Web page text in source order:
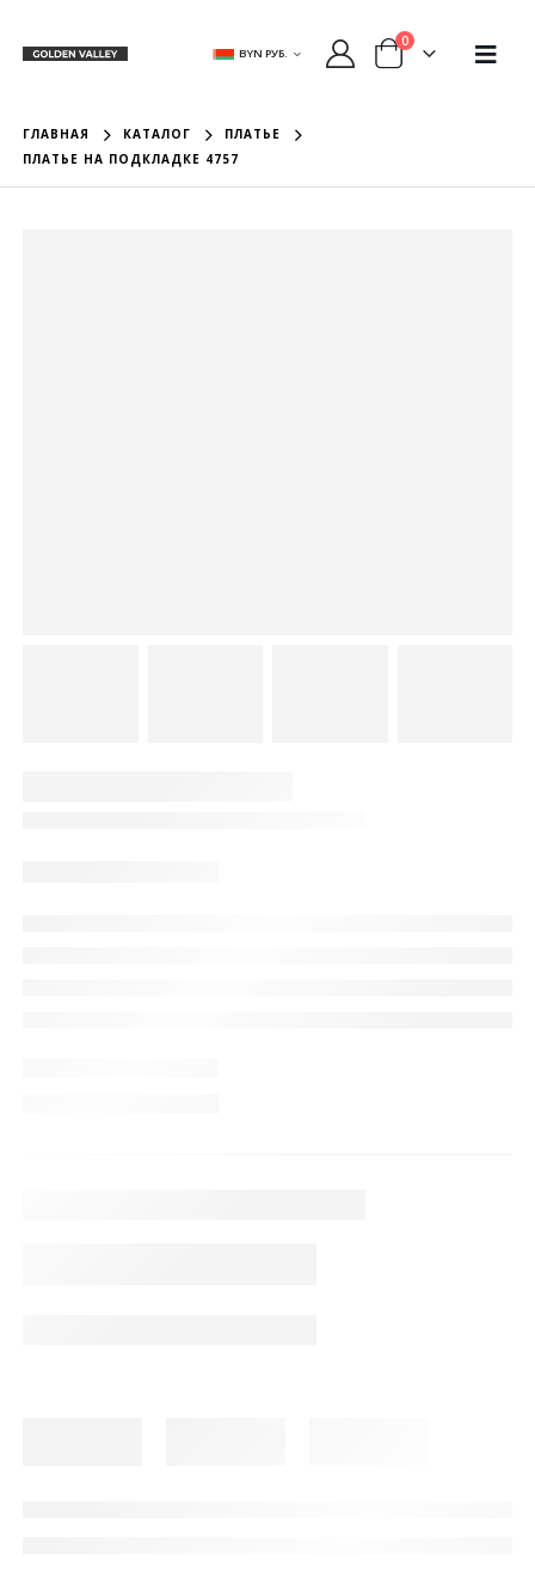
BYN РУБ.
0
ГЛАВНАЯ КАТАЛОГ
ПЛАТЬЕ
ПЛАТЬЕ НА ПОДКЛАДКЕ 4757